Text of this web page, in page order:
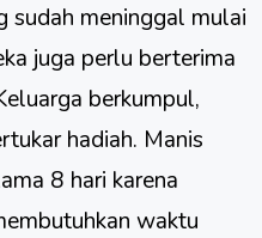
sudah meninggal mulai
juga perlu berterima
berkumpul,
hadiah. Manis
8 hari karena
waktu